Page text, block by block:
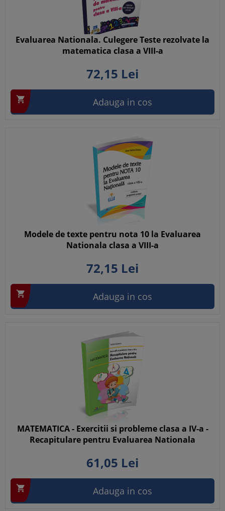
Evaluarea Nationala. Culegere Teste rezolvate la
matematica clasa a VIII-a
72,15 Lei
 Adauga in cos
Modele de texte pentru nota 10 la Evaluarea
Nationala clasa a VIII-a
72,15 Lei
 Adauga in cos
MATEMATICA - Exercitii si probleme clasa a IV-a -
Recapitulare pentru Evaluarea Nationala
61,05 Lei
 Adauga in cos